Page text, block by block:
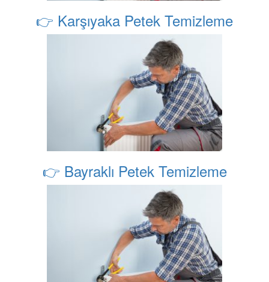
👉 Karşıyaka Petek Temizleme
👉 Bayraklı Petek Temizleme